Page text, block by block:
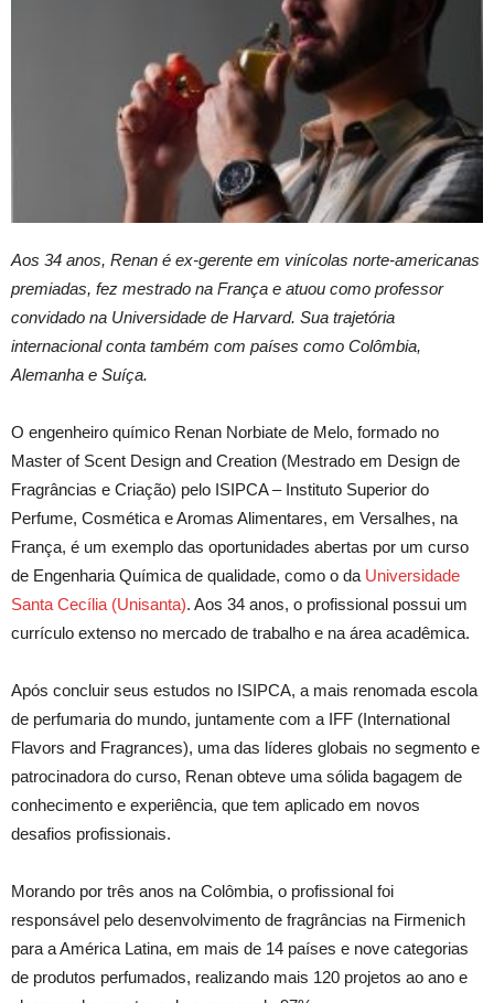
Aos 34 anos, Renan é ex-gerente em vinícolas norte-americanas
premiadas, fez mestrado na França e atuou como professor
convidado na Universidade de Harvard. Sua trajetória
internacional conta também com países como Colômbia,
Alemanha e Suíça.
O engenheiro químico Renan Norbiate de Melo, formado no
Master of Scent Design and Creation (Mestrado em Design de
Fragrâncias e Criação) pelo ISIPCA – Instituto Superior do
Perfume, Cosmética e Aromas Alimentares, em Versalhes, na
França, é um exemplo das oportunidades abertas por um curso
de Engenharia Química de qualidade, como o da Universidade
Santa Cecília (Unisanta). Aos 34 anos, o profissional possui um
currículo extenso no mercado de trabalho e na área acadêmica.
Após concluir seus estudos no ISIPCA, a mais renomada escola
de perfumaria do mundo, juntamente com a IFF (International
Flavors and Fragrances), uma das líderes globais no segmento e
patrocinadora do curso, Renan obteve uma sólida bagagem de
conhecimento e experiência, que tem aplicado em novos
desafios profissionais.
Morando por três anos na Colômbia, o profissional foi
responsável pelo desenvolvimento de fragrâncias na Firmenich
para a América Latina, em mais de 14 países e nove categorias
de produtos perfumados, realizando mais 120 projetos ao ano e